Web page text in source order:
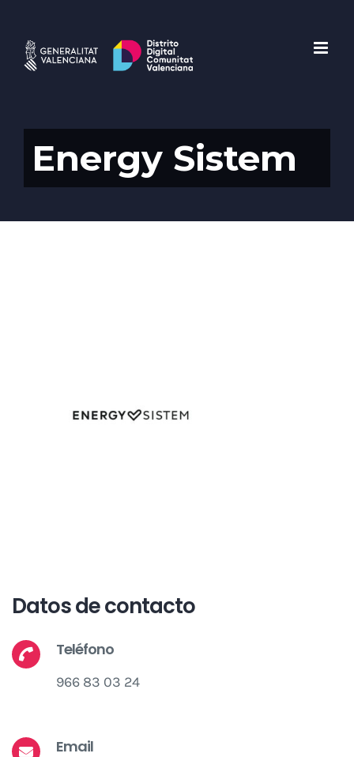
contenido
Energy Sistem
Datos de contacto
Teléfono
966 83 03 24
Email